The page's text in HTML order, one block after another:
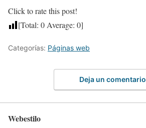
Click to rate this post!
[Total: 0Average: 0]
Categorías: Páginas web
Deja un comentario
Webestilo